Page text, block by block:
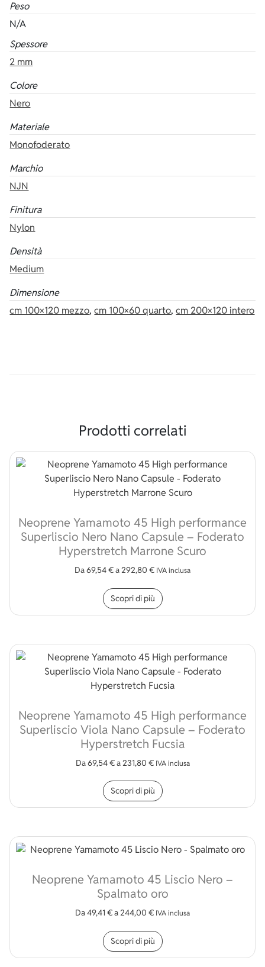
Peso
N/A
Spessore
2 mm
Colore
Nero
Materiale
Monofoderato
Marchio
NJN
Finitura
Nylon
Densità
Medium
Dimensione
cm 100×120 mezzo,cm 100×60 quarto,cm 200×120 intero
Prodotti correlati
Neoprene Yamamoto 45 High performance
Superliscio Nero Nano Capsule – Foderato
Hyperstretch Marrone Scuro
Da69,54€a292,80 € IVA inclusa
Scopri di più
Neoprene Yamamoto 45 High performance
Superliscio Viola Nano Capsule – Foderato
Hyperstretch Fucsia
Da69,54€a231,80 € IVA inclusa
Scopri di più
Neoprene Yamamoto 45 Liscio Nero –
Spalmato oro
Da49,41 €a244,00 € IVA inclusa
Scopri di più